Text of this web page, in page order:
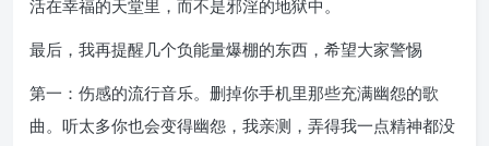
活在幸福的天堂里，而不是邪淫的地狱中。
最后，我再提醒几个负能量爆棚的东西，希望大家警惕
第一：伤感的流行音乐。删掉你手机里那些充满幽怨的歌
曲。听太多你也会变得幽怨，我亲测，弄得我一点精神都没